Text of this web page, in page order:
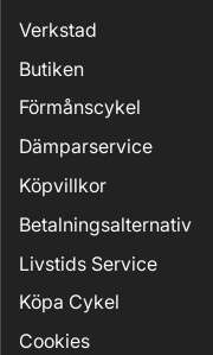
Verkstad
Butiken
Förmånscykel
Dämparservice
Köpvillkor
Betalningsalternativ
Livstids Service
Köpa Cykel
Cookies